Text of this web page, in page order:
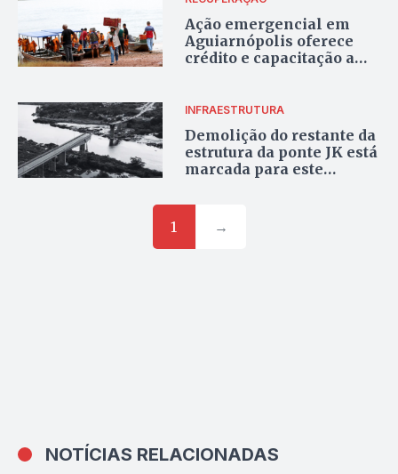
Ação emergencial em
Aguiarnópolis oferece
crédito e capacitação a
INFRAESTRUTURA
Demolição do restante da
estrutura da ponte JK está
marcada para este
1 →
NOTÍCIAS RELACIONADAS